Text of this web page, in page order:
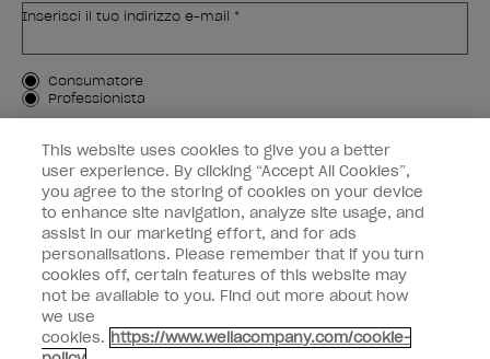
Inserisci il tuo indirizzo e-mail *
Tipo di cliente
Consumatore
Professionista
ISCRIVIMI
Informazioni per i clienti
OPI & voi
instagramfacebook
This website uses cookies to give you a better
user experience. By clicking “Accept All Cookies”,
you agree to the storing of cookies on your device
to enhance site navigation, analyze site usage, and
assist in our marketing effort, and for ads
personalisations. Please remember that if you turn
cookies off, certain features of this website may
not be available to you. Find out more about how
we use
cookies. https://www.wellacompany.com/cookie-